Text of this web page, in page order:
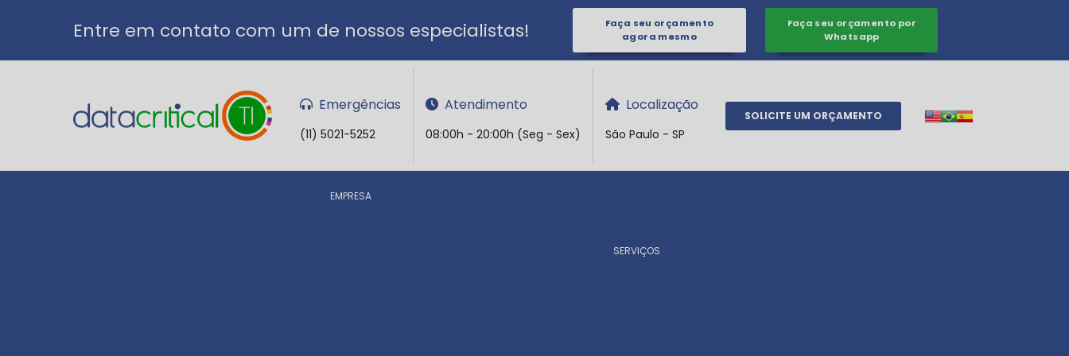
Entre em contato com um de nossos especialistas!
Faça seu orçamento
agora mesmo
Faça seu orçamento por
Whatsapp
Emergências
(11) 5021-5252
Atendimento
08:00h - 20:00h (Seg - Sex)
Localização
São Paulo - SP
SOLICITE UM ORÇAMENTO
EMPRESA
SERVIÇOS